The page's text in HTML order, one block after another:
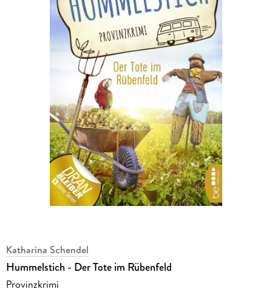
Katharina Schendel
Hummelstich - Der Tote im Rübenfeld
Provinzkrimi